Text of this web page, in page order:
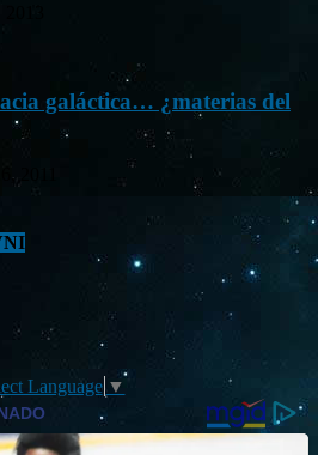
2013
galáctica… ¿materias del
2011
Language ▼